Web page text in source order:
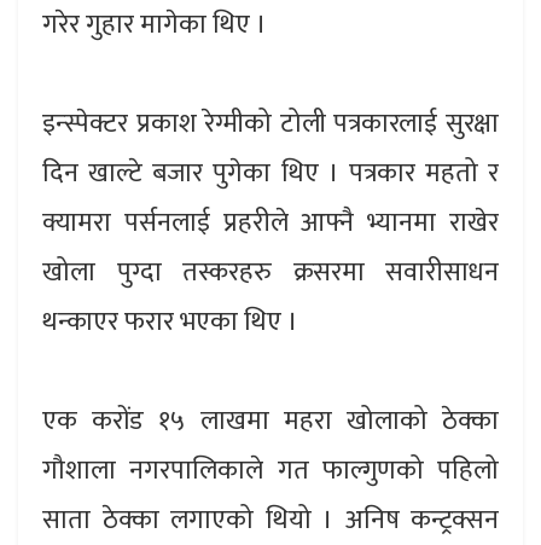
गरेर गुहार मागेका थिए ।
इन्स्पेक्टर प्रकाश रेग्मीको टोली पत्रकारलाई सुरक्षा
दिन खाल्टे बजार पुगेका थिए । पत्रकार महतो र
क्यामरा पर्सनलाई प्रहरीले आफ्नै भ्यानमा राखेर
खोला पुग्दा तस्करहरु क्रसरमा सवारीसाधन
थन्काएर फरार भएका थिए ।
एक करोंड १५ लाखमा महरा खोलाको ठेक्का
गौशाला नगरपालिकाले गत फाल्गुणको पहिलो
साता ठेक्का लगाएको थियो । अनिष कन्ट्रक्सन